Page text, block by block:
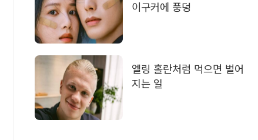
이구커에 풍덩
엘링 홀란처럼 먹으면 벌어
지는 일